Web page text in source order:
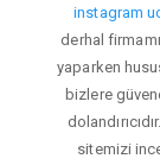
instagram
derhal
yaparken
bizlere
sitemizi